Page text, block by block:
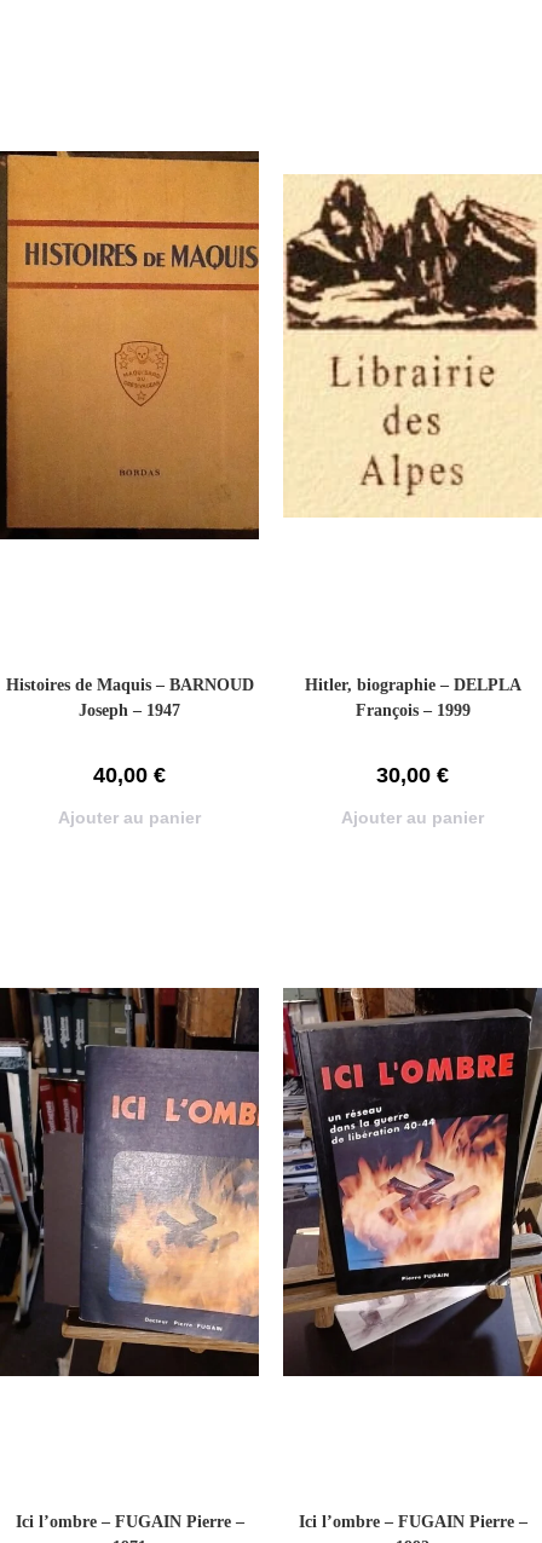
Histoires de Maquis – BARNOUD
Joseph – 1947
40,00 €
Ajouter au panier
Hitler, biographie – DELPLA
François – 1999
30,00 €
Ajouter au panier
Ici l’ombre – FUGAIN Pierre –
Ici l’ombre – FUGAIN Pierre –